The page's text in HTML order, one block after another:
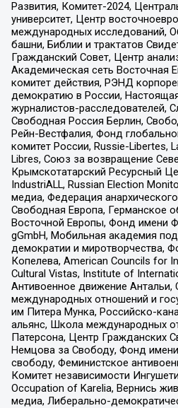
Развития, Комитет-2024,
университет, Центр
международных исследований,
башни, Библии и трактатов
Гражданский Совет, Центр
Академическая сеть Восточная
комитет действия, РЭНД
демократию в России,
журналистов-расследователей,
Свободная Россия Берлин,
Рейн-Вестфалия, Фонд
комитет России, Russie-Libertes,
Libres, Союз за возвращение
Крымскотатарский Ресурсный
IndustriALL, Russian Election
медиа, Федерация
Свободная Европа, Германское
Восточной Европы, Фонд имени
gGmbH, Мобильная академия
демократии и миротворчества,
Копелева, American Councils for
Cultural Vistas, Institute of
Антивоенное движение
международных отношений и
им Питера Мунка, Российско-
альянс, Школа международных
Патерсона, Центр Гражданских
Немцова за Свободу, Фонд
свободу, Феминистское
Комитет независимости
Occupation of Karelia, Вернись
медиа, Либерально-